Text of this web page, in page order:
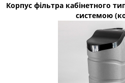
Корпус фільтра кабінетного
системою